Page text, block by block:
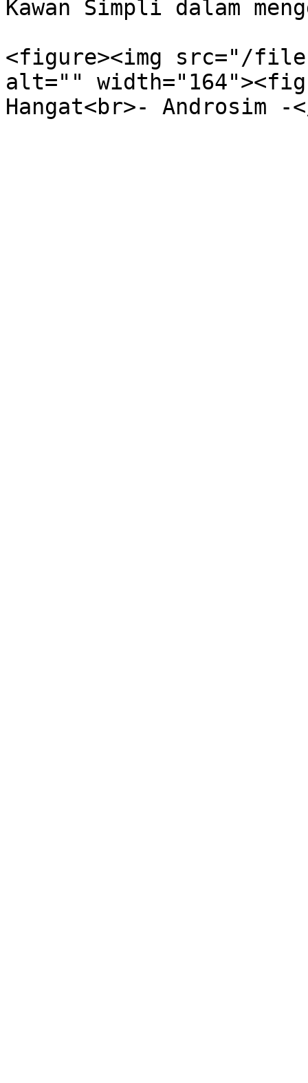
Kawan Simpli dalam
<figure><img src="/files/
alt=""